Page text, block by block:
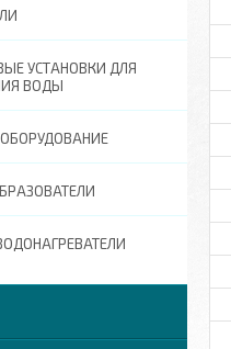
УСТАНОВКИ ДЛЯ
ВОДЫ